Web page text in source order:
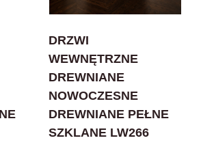
DRZWI
WEWNĘTRZNE
DREWNIANE
NOWOCZESNE
DREWNIANE PEŁNE
SZKLANE LW266